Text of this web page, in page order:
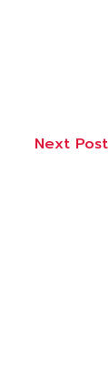
Next Post